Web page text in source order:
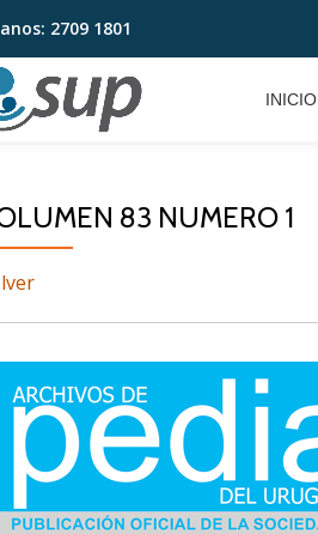
2709 1801
INICIO
83 NUMERO 1